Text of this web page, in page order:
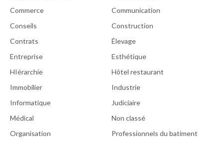
Commerce
Communication
Conseils
Construction
Contrats
Élevage
Entreprise
Esthétique
HIérarchie
Hôtel restaurant
Immobilier
Industrie
Informatique
Judiciaire
Médical
Non classé
Organisation
Professionnels du batiment